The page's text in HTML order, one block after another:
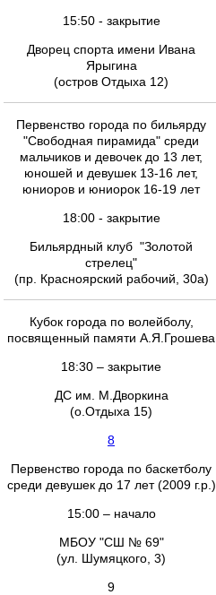
15:50 - закрытие
Дворец спорта имени Ивана
Ярыгина
(остров Отдыха 12)
Первенство города по бильярду
"Свободная пирамида" среди
мальчиков и девочек до 13 лет,
юношей и девушек 13-16 лет,
юниоров и юниорок 16-19 лет
18:00 - закрытие
Бильярдный клуб "Золотой
стрелец"
(пр. Красноярский рабочий, 30а)
Кубок города по волейболу,
посвященный памяти А.Я.Грошева
18:30 – закрытие
ДС им. М.Дворкина
(о.Отдыха 15)
8
Первенство города по баскетболу
среди девушек до 17 лет (2009 г.р.)
15:00 – начало
МБОУ "СШ № 69"
(ул. Шумяцкого, 3)
9